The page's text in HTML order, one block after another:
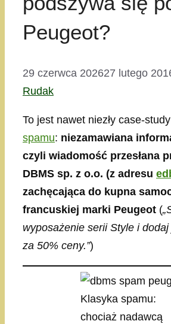
Peugeot?
29 czerwca 202627 lutego
Rudak
To jest nawet niezły case-
spamu: niezamawiana
czyli wiadomość przesłana
DBMS sp. z o.o. (z adresu
zachęcająca do kupna
francuskiej marki Peugeot (
wyposażenie serii Style i
za 50% ceny.”)
Klasyka spamu:
chociaż nadawcą